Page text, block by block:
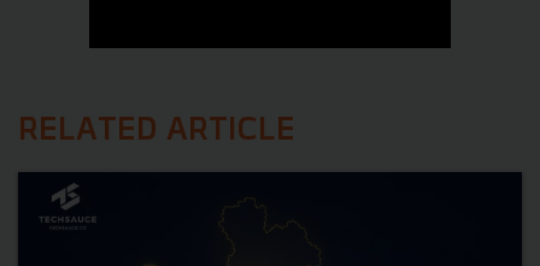
RELATED ARTICLE